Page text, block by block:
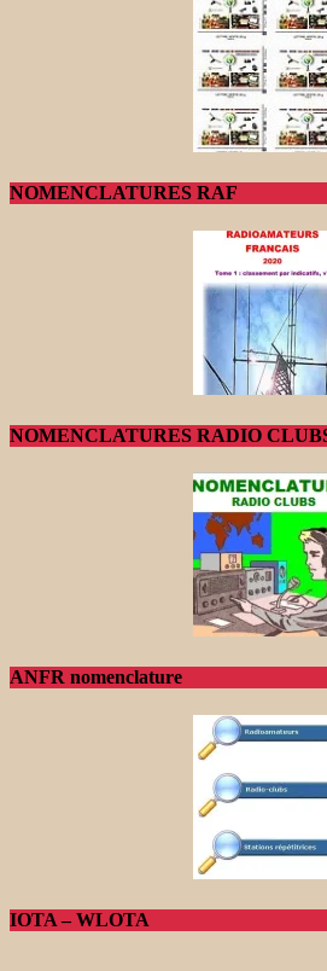
NOMENCLATURES RAF
NOMENCLATURES RADIO
ANFR nomenclature
IOTA – WLOTA